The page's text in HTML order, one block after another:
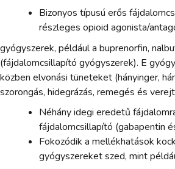
Bizonyos típusú erős
részleges opioid agonista/
gyógyszerek, például a buprenorfin,
(fájdalomcsillapító gyógyszerek). E
közben elvonási tüneteket (hányinger,
szorongás, hidegrázás, remegés és
Néhány idegi eredetű
fájdalomcsillapító (gabapentin
Fokozódik a mellékhatások
gyógyszereket szed, mint